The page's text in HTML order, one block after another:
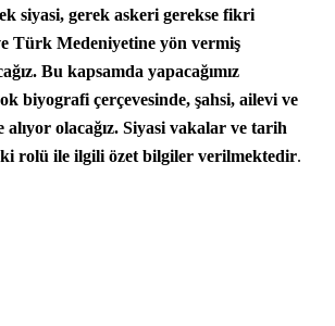
siyasi, gerek askeri gerekse fikri
Türk Medeniyetine yön vermiş
Bu kapsamda yapacağımız
biyografi çerçevesinde, şahsi, ailevi ve
alıyor olacağız. Siyasi vakalar ve tarih
rolü ile ilgili özet bilgiler verilmektedir.